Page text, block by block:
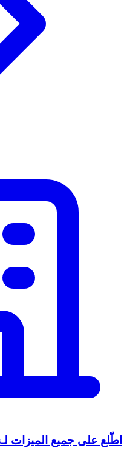
اطّلع على جميع الميزات لـColleges